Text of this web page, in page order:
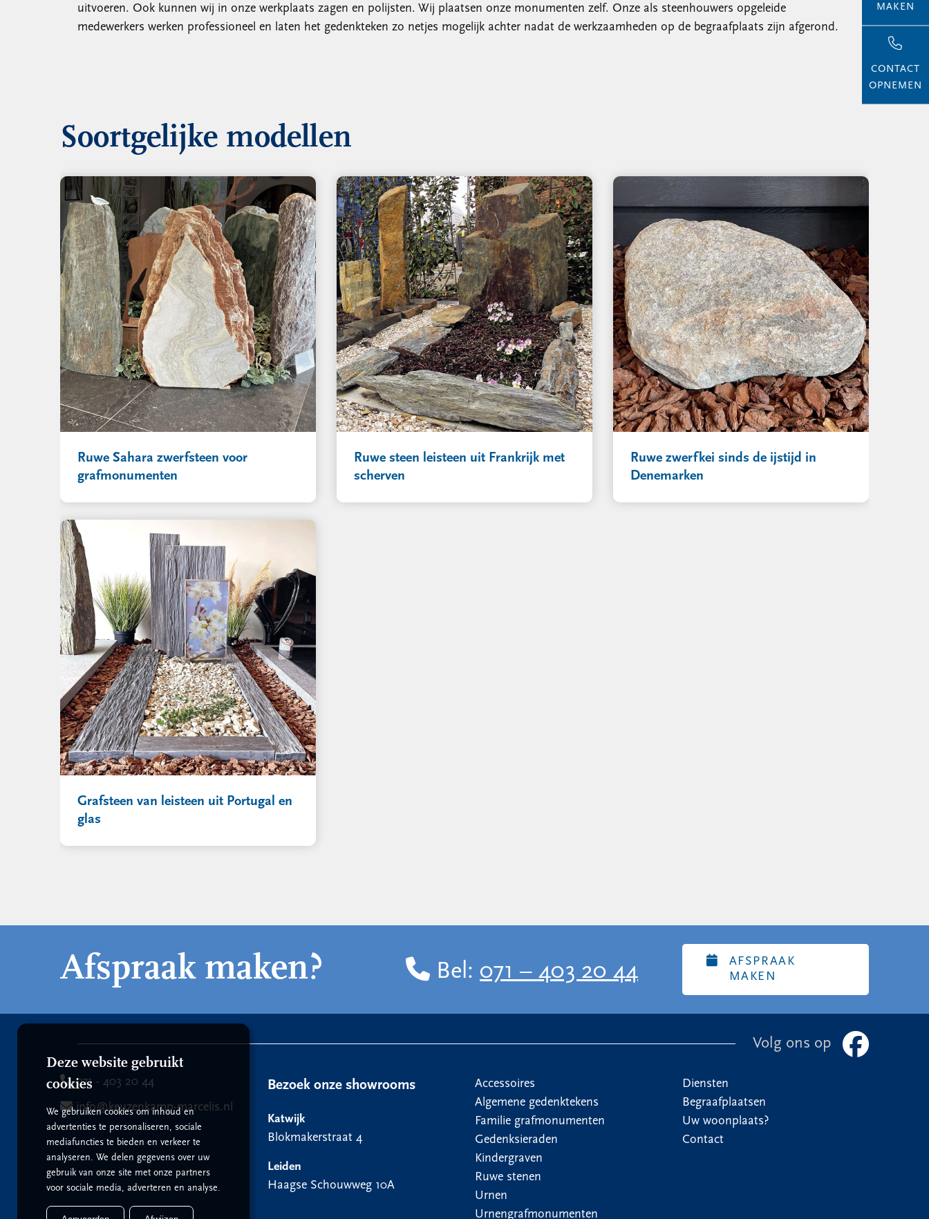
uitvoeren. Ook kunnen wij in onze werkplaats zagen en polijsten. Wij plaatsen onze monumenten zelf. Onze als steenhouwers opgeleide
medewerkers werken professioneel en laten het gedenkteken zo netjes mogelijk achter nadat de werkzaamheden op de begraafplaats zijn afgerond.
Soortgelijke modellen
Ruwe Sahara zwerfsteen voor
grafmonumenten
Ruwe steen leisteen uit Frankrijk met
scherven
Ruwe zwerfkei sinds de ijstijd in
Denemarken
Grafsteen van leisteen uit Portugal en
glas
MAKEN
CONTACT
OPNEMEN
Afspraak maken? Bel: 071 – 403 20 44
AFSPRAAK
MAKEN
Volg ons op
071 - 403 20 44
info@keuzenkamp-marcelis.nl
Bezoek onze showrooms
Katwijk
Blokmakerstraat 4
Leiden
Haagse Schouwweg 10A
Accessoires
Algemene gedenktekens
Familie grafmonumenten
Gedenksieraden
Kindergraven
Ruwe stenen
Urnen
Urnengrafmonumenten
Diensten
Begraafplaatsen
Uw woonplaats?
Contact
Deze website gebruikt
cookies
We gebruiken cookies om inhoud en
advertenties te personaliseren, sociale
mediafuncties te bieden en verkeer te
analyseren. We delen gegevens over uw
gebruik van onze site met onze partners
voor sociale media, adverteren en analyse.